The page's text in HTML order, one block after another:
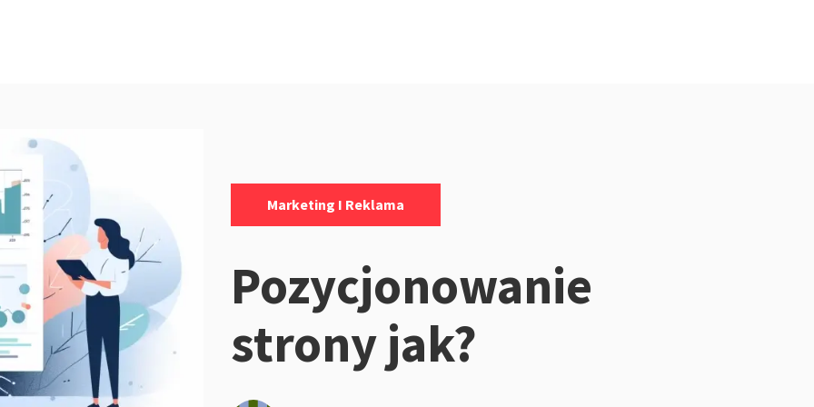
Marketing I Reklama
Pozycjonowanie
strony jak?